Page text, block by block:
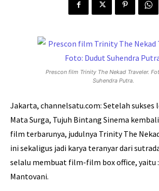
Prescon film Trinity The Nekad Traveler.
Suhendra Putra.
Jakarta, channelsatu.com: Setelah
Mata Surga, Tujuh Bintang Sinema
film terbarunya, judulnya Trinity The
ini sekaligus jadi karya teranyar dari
selalu membuat film-film box office, yaitu
Mantovani.